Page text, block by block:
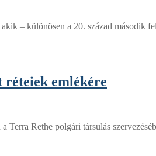
– különösen a 20. század
réteiek emlékére
Terra Rethe polgári társulás